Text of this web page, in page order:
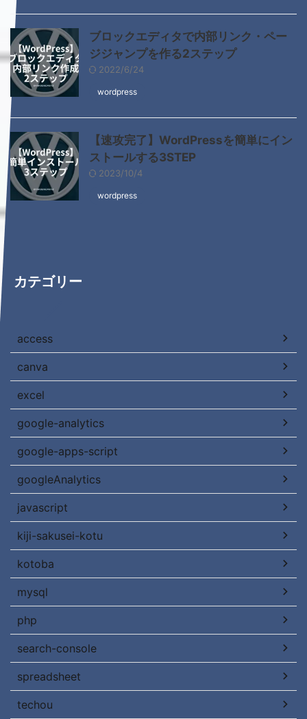
ブロックエディタで内部リンク・ペー
ジジャンプを作る2ステップ
2022/6/24
wordpress
【速攻完了】WordPressを簡単にイン
ストールする3STEP
2023/10/4
wordpress
カテゴリー
access
canva
excel
google-analytics
google-apps-script
googleAnalytics
javascript
kiji-sakusei-kotu
kotoba
mysql
php
search-console
spreadsheet
techou